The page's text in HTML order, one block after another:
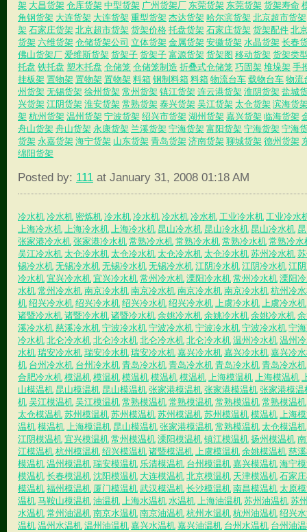
架 大昌货架仓库货架中型货架 广州货架厂 东莞货架 东莞货架货架寿命
角钢货架 大连货架 大连货架重型货架杰达货架哈尔滨货架北京超市货架
架石家庄货架北京超市货架货架价格托盘货架石家庄货架货架配件北
货架六维货架仓储货架公司 立体货架金属货架安徽货架水晶货架长春
佛山货架厂爱维斯货架货架子货架子富源货架货架图 移动货架货架类
托盘 铁托盘 塑木托盘 仓储笼仓储笼制造 折叠式仓储笼巧固架堆垛架手
挂板架置物架置物架置物架料箱钢制料箱料箱物流台车载物台车物流
州货架无锡货架徐州货架常州货架镇江货架连云港货架淮阴货架盐城
兴货架江阴货架淮安货架常熟货架泰兴货架吴江货架太仓货架滨海货
架杭州货架温州货架宁波货架绍兴市货架湖州货架嘉兴货架临海货架
舟山货架舟山货架永康货架 兰溪货架宁海货架富阳货架宁海货架宁海
货架永嘉货架海宁货架 山东货架青岛货架济南货架聊城货架德州货架
绵阳货架
Posted by: 111 at January 31, 2008 01:18 AM
冷水机冷水机密炼机冷水机冷水机冷水机冷水机工业冷水机工业冷水
上海冷水机上海冷水机上海冷水机 昆山冷水机 昆山冷水机 昆山冷水机
张家港冷水机张家港冷水机常熟冷水机常熟冷水机常熟冷水机常熟冷水
吴江冷水机太仓冷水机太仓冷水机太仓冷水机太仓冷水机苏州冷水机
锡冷水机无锡冷水机无锡冷水机无锡冷水机江阴冷水机江阴冷水机江
冷水机宜兴冷水机宜兴冷水机常州冷水机溧阳冷水机常州冷水机溧阳
水机常州冷水机南京冷水机南京冷水机南京冷水机南京冷水机杭州冷
机绍兴冷水机绍兴冷水机绍兴冷水机绍兴冷水机上虞冷水机上虞冷水机
诸暨冷水机诸暨冷水机诸暨冷水机余姚冷水机余姚冷水机余姚冷水机
溪冷水机慈溪冷水机宁波冷水机宁波冷水机宁波冷水机宁波冷水机宁
冷水机北仑冷水机北仑冷水机北仑冷水机北仑冷水机温州冷水机温州
水机瑞安冷水机瑞安冷水机瑞安冷水机嘉兴冷水机嘉兴冷水机嘉兴冷
机 台州冷水机 台州冷水机青岛冷水机青岛冷水机青岛冷水机青岛冷水机
合肥冷水机模温机模温机模温机模温机模温机上海模温机上海模温机
山模温机 昆山模温机 昆山模温机张家港模温机张家港模温机张家港模温
机吴江模温机吴江模温机常熟模温机常熟模温机常熟模温机常熟模温机
太仓模温机苏州模温机苏州模温机苏州模温机苏州模温机模温机上海
温机模温机上海模温机 昆山模温机张家港模温机常熟模温机太仓模温机
江阴模温机宜兴模温机常州模温机溧阳模温机镇江模温机扬州模温机
江模温机杭州模温机绍兴模温机诸暨模温机上虞模温机余姚模温机慈
模温机温州模温机瑞安模温机 乐清模温机 台州模温机嘉兴模温机海宁
模温机长春模温机沈阳模温机 大连模温机北京模温机 天津模温机石家
模温机福州模温机 厦门模温机武汉模温机长沙模温机南昌模温机太原
温机马鞍山模温机油温机上海水温机水温机上海油温机苏州油温机苏
水温机常州油温机南京水温机南京油温机杭州水温机杭州油温机绍兴
温机温州水温机温州油温机嘉兴水温机嘉兴油温机 台州水温机 台州油